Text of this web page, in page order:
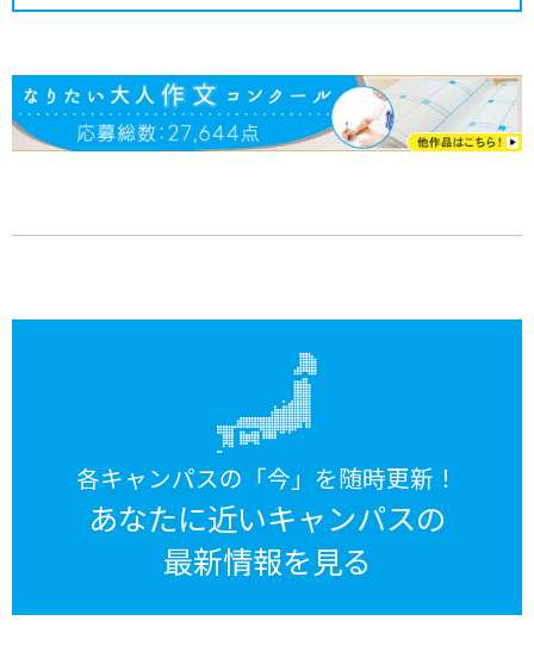
各キャンパスの「今」を随時更新！
あなたに近いキャンパスの
最新情報を見る